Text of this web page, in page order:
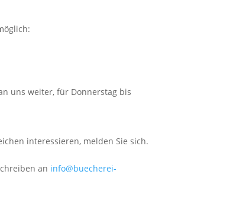
uns weiter, für Donnerstag bis
interessieren, melden Sie sich.
an info@buecherei-